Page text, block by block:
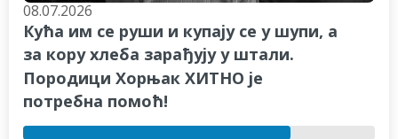
08.07.2026
Кућа им се руши и купају се у шупи, а
за кору хлеба зарађују у штали.
Породици Хорњак ХИТНО је
потребна помоћ!